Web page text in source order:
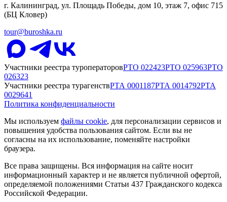
г. Калининград, ул. Площадь Победы, дом 10, этаж 7, офис 715
(БЦ Кловер)
tour@buroshka.ru
Участники реестра туроператоровРТО 022423РТО 025963РТО
026323
Участники реестра турагенствРТА 0001187РТА 0014792РТА
0029641
Политика конфиденциальности
Мы используем файлы cookie, для персонализации сервисов и
повышения удобства пользования сайтом. Если вы не
согласны на их использование, поменяйте настройки
браузера.
Все права защищены. Вся информация на сайте носит
информационный характер и не является публичной офертой,
определяемой положениями Статьи 437 Гражданского кодекса
Российской Федерации.